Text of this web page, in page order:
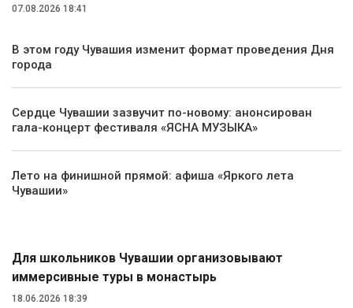
07.08.2026 18:41
В этом году Чувашия изменит формат проведения Дня
города
Сердце Чувашии зазвучит по-новому: анонсирован
гала-концерт фестиваля «ЯСНА МУЗЫКА»
Лето на финишной прямой: афиша «Яркого лета
Чувашии»
Для школьников Чувашии организовывают
иммерсивные туры в монастырь
18.06.2026 18:39